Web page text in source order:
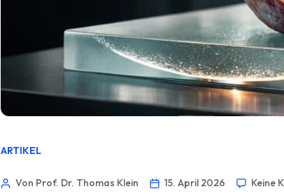
ARTIKEL
Von Prof. Dr. Thomas Klein 15. April 2026 Keine